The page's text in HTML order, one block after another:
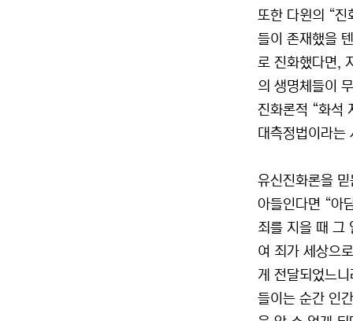
또한 다윈의 “진
들이 존재했을
로 진화했다면,
의 생명체들이
진화론적 “화석
대측정법이라는
유신진화론을
아들인다면 “아
죄를 지을 때 그
여 죄가 세상으
게 전달되었느
들이는 순간 인